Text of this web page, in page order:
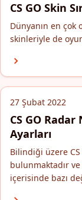
CS GO Skin
Dünyanın en çok
skinleriyle de
27 Şubat 2022
CS GO
Ayarları
Bilindiği üzere
bulunmaktadır
içerisinde bazı